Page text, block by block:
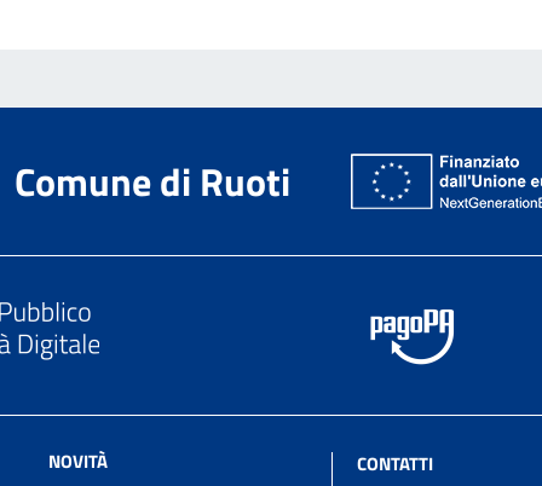
Comune di Ruoti
NOVITÀ
CONTATTI